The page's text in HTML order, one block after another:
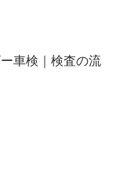
車検｜検査の流